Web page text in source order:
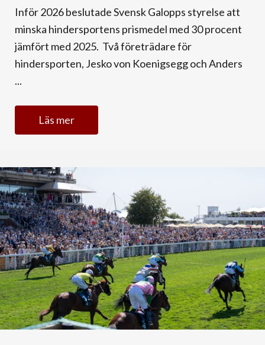
Inför 2026 beslutade Svensk Galopps styrelse att
minska hindersportens prismedel med 30 procent
jämfört med 2025. Två företrädare för
hindersporten, Jesko von Koenigsegg och Anders
...
Läs mer